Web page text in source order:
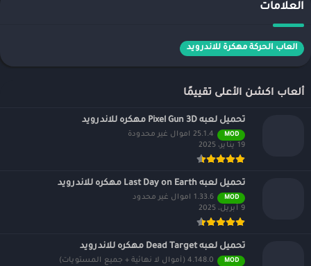
العلامات
العاب الحركة مهكرة للاندرويد
ألعاب اكشن الأعلى تقييمًا
تحميل لعبه Pixel Gun 3D مهكره للاندرويد
MOD
25.1.4 اموال غير محدودة
19 يناير، 2025
تحميل لعبه Last Day on Earth مهكره للاندرويد
MOD
1.33.6 اموال غير محدود
9 أبريل، 2025
تحميل لعبه Dead Target مهكره للاندرويد
MOD
4.148.0 (أموال لا نهائية + جميع المستويات)